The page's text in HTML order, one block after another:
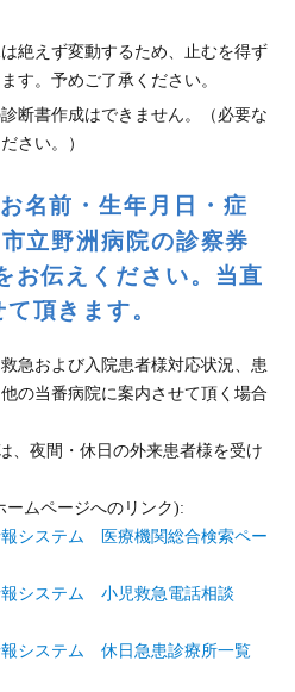
絶えず変動するため、止むを得ず
す。予めご了承ください。
断書作成はできません。（必要な
さい。）
名前・生年月日・症
立野洲病院の診察券
お伝えください。当直
頂きます。
急および入院患者様対応状況、患
の当番病院に案内させて頂く場合
、夜間・休日の外来患者様を受け
ムページへのリンク):
システム 医療機関総合検索ペー
システム 小児救急電話相談
システム 休日急患診療所一覧